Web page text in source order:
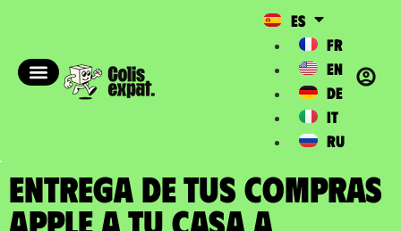
ES
FR
EN
DE
IT
RU
ENTREGA DE TUS COMPRAS
APPLE a tu casa a